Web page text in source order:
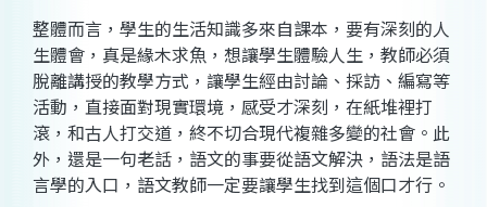
整體而言，學生的生活知識多來自課本，要有深刻的人
生體會，真是緣木求魚，想讓學生體驗人生，教師必須
脫離講授的教學方式，讓學生經由討論、採訪、編寫等
活動，直接面對現實環境，感受才深刻，在紙堆裡打
滾，和古人打交道，終不切合現代複雜多變的社會。此
外，還是一句老話，語文的事要從語文解決，語法是語
言學的入口，語文教師一定要讓學生找到這個口才行。